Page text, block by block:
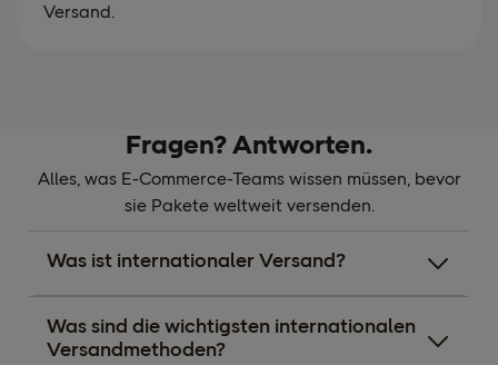
Versand.
Fragen? Antworten.
Alles, was E-Commerce-Teams wissen müssen, bevor
sie Pakete weltweit versenden.
Was ist internationaler Versand?
Was sind die wichtigsten internationalen
Versandmethoden?